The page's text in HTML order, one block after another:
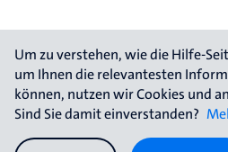
Um zu verstehen, wie die Hilfe-
um Ihnen die relevantesten
können, nutzen wir Cookies und
Sind Sie damit einverstanden?
Impressum Kontakt